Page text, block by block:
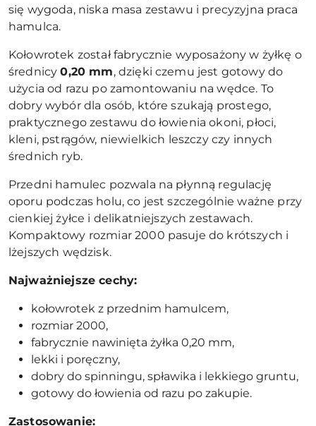
się wygoda, niska masa zestawu i precyzyjna praca
hamulca.
Kołowrotek został fabrycznie wyposażony w żyłkę o
średnicy0,20 mm, dzięki czemu jest gotowy do
użycia od razu po zamontowaniu na wędce. To
dobry wybór dla osób, które szukają prostego,
praktycznego zestawu do łowienia okoni, płoci,
kleni, pstrągów, niewielkich leszczy czy innych
średnich ryb.
Przedni hamulec pozwala na płynną regulację
oporu podczas holu, co jest szczególnie ważne przy
cienkiej żyłce i delikatniejszych zestawach.
Kompaktowy rozmiar 2000 pasuje do krótszych i
lżejszych wędzisk.
Najważniejsze cechy:
kołowrotek z przednim hamulcem,
rozmiar 2000,
fabrycznie nawinięta żyłka 0,20 mm,
lekki i poręczny,
dobry do spinningu, spławika i lekkiego gruntu,
gotowy do łowienia od razu po zakupie.
Zastosowanie: